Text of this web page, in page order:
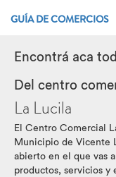
GUÍA DE COMERCIOS
Encontrá aca
Del centro
La Lucila
El Centro Comercial
Municipio de Vicente
abierto en el que vas
productos, servicios y